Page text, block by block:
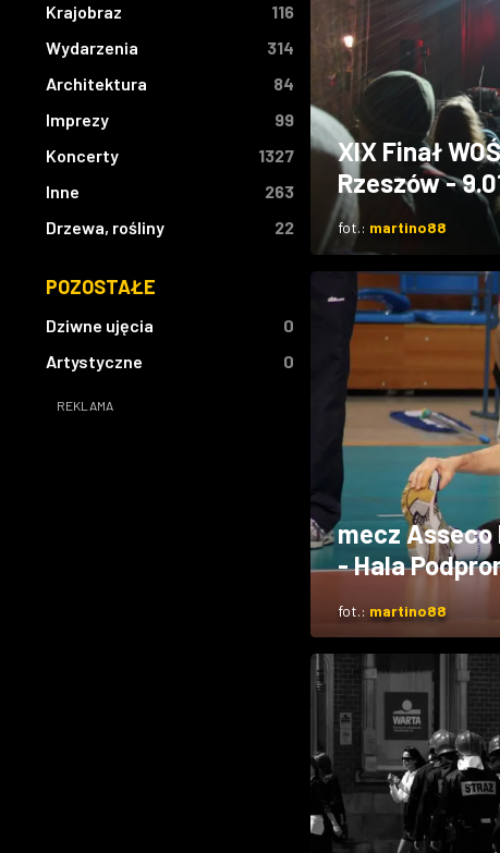
Krajobraz
116
Wydarzenia
314
Architektura
84
Imprezy
99
Koncerty
1327
Inne
263
Drzewa, rośliny
22
POZOSTAŁE
Dziwne ujęcia
0
Artystyczne
0
REKLAMA
XIX Finał
Rzeszów -
fot.: martino88
mecz Asseco
- Hala
fot.:martino88